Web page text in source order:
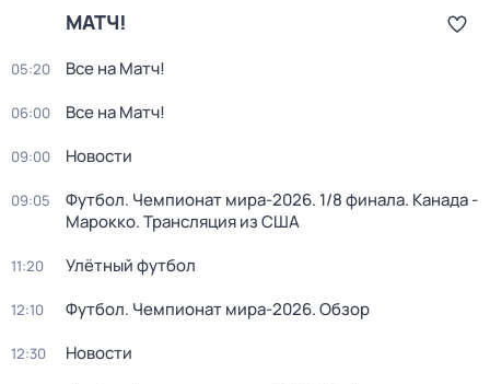
МАТЧ!
05:20 Все на Матч!
06:00 Все на Матч!
09:00 Новости
09:05
Футбол. Чемпионат мира-2026. 1/8 финала. Канада -
Марокко. Трансляция из США
11:20 Улётный футбол
12:10 Футбол. Чемпионат мира-2026. Обзор
12:30 Новости